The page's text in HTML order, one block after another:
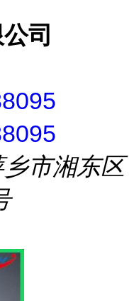
司
市湘东区